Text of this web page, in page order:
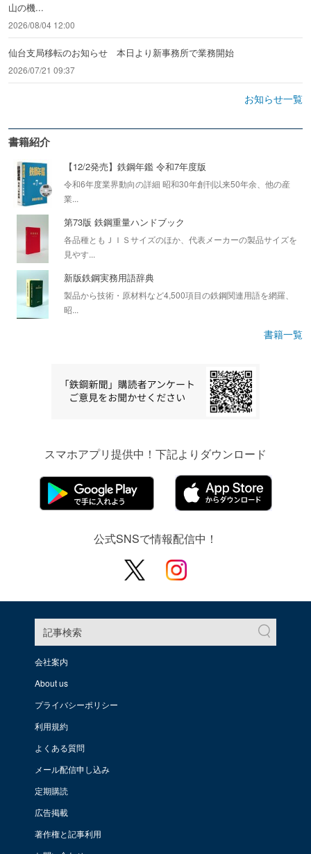
山の機...
2026/08/04 12:00
仙台支局移転のお知らせ 本日より新事務所で業務開始
2026/07/21 09:37
お知らせ一覧
書籍紹介
【12/2発売】鉄鋼年鑑 令和7年度版
令和6年度業界動向の詳細 昭和30年創刊以来50年余、他の産
業...
第73版 鉄鋼重量ハンドブック
各品種ともＪＩＳサイズのほか、代表メーカーの製品サイズを
見やす...
新版鉄鋼実務用語辞典
製品から技術・原材料など4,500項目の鉄鋼関連用語を網羅、
昭...
書籍一覧
スマホアプリ提供中！下記よりダウンロード
公式SNSで情報配信中！
記事検索
会社案内
About us
プライバシーポリシー
利用規約
よくある質問
メール配信申し込み
定期購読
広告掲載
著作権と記事利用